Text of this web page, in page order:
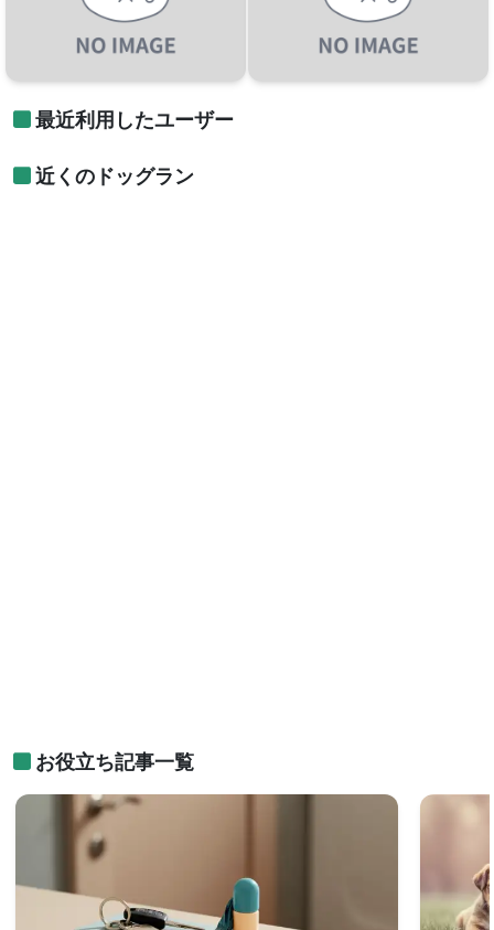
最近利用したユーザー
近くのドッグラン
お役立ち記事一覧